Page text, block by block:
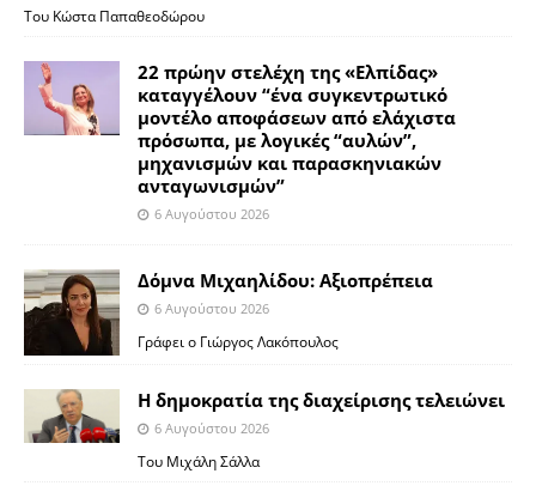
Του Κώστα Παπαθεοδώρου
22 πρώην στελέχη της «Ελπίδας»
καταγγέλουν “ένα συγκεντρωτικό
μοντέλο αποφάσεων από ελάχιστα
πρόσωπα, με λογικές “αυλών”,
μηχανισμών και παρασκηνιακών
ανταγωνισμών”
6 Αυγούστου 2026
Δόμνα Μιχαηλίδου: Αξιοπρέπεια
6 Αυγούστου 2026
Γράφει ο Γιώργος Λακόπουλος
Η δημοκρατία της διαχείρισης τελειώνει
6 Αυγούστου 2026
Του Μιχάλη Σάλλα